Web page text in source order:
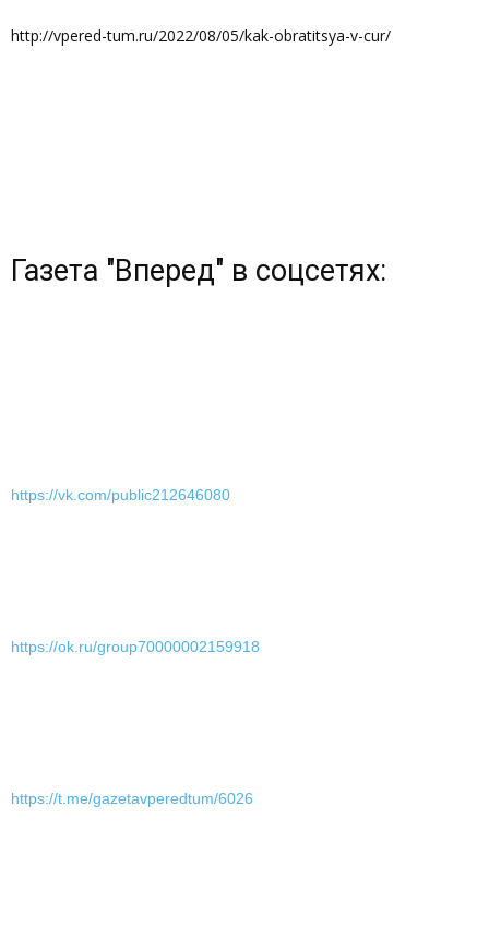
http://vpered-tum.ru/2022/08/05/kak-obratitsya-v-cur/
Газета "Вперед" в соцсетях:
https://vk.com/public212646080
https://ok.ru/group70000002159918
https://t.me/gazetavperedtum/6026